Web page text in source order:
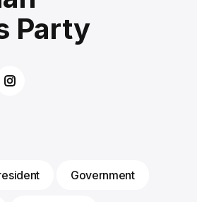
Party
Government